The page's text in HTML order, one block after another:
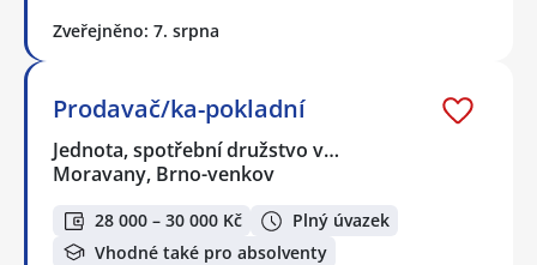
Zveřejněno: 7. srpna
Prodavač/ka-pokladní
Jednota, spotřební družstvo v…
Moravany, Brno-venkov
28 000 – 30 000 Kč
Plný úvazek
Vhodné také pro absolventy